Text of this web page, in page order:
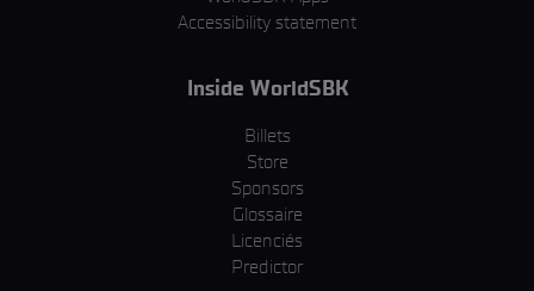
Accessibility statement
Inside WorldSBK
Billets
Store
Sponsors
Glossaire
Licenciés
Predictor